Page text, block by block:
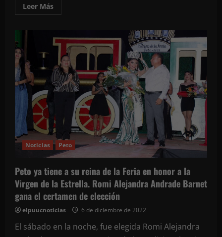
Leer MásLeer
más
un
éxito
la
Primera
Copa
Chetumal
de
Clavados
Noticias Peto
Peto ya tiene a su reina de la Feria en honor a la
Virgen de la Estrella. Romi Alejandra Andrade Barnet
gana el certamen de elección
elpuucnoticias 6 de diciembre de 2022
El sábado en la noche, fue elegida Romi Alejandra